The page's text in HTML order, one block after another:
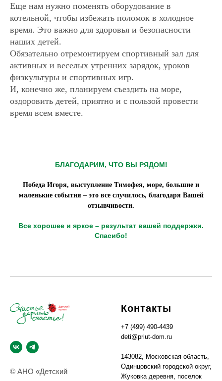
Еще нам нужно поменять оборудование в
котельной, чтобы избежать поломок в холодное
время. Это важно для здоровья и безопасности
наших детей.
Обязательно отремонтируем спортивный зал для
активных и веселых утренних зарядок, уроков
физкультуры и спортивных игр.
И, конечно же, планируем съездить на море,
оздоровить детей, приятно и с пользой провести
время всем вместе.
БЛАГОДАРИМ, ЧТО ВЫ РЯДОМ!
Победа Игоря, выступление Тимофея, море, большие и
маленькие события – это все случилось, благодаря Вашей
отзывчивости.
Все хорошее и яркое – результат вашей поддержки.
Спасибо!
© АНО «Детский
Контакты
+7 (499) 490-4439
deti@priut-dom.ru
143082, Московская область,
Одинцовский городской округ,
Жуковка деревня, поселок